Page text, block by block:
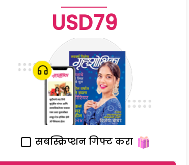
USD79
सबस्क्रिप्शन गिफ्ट करा